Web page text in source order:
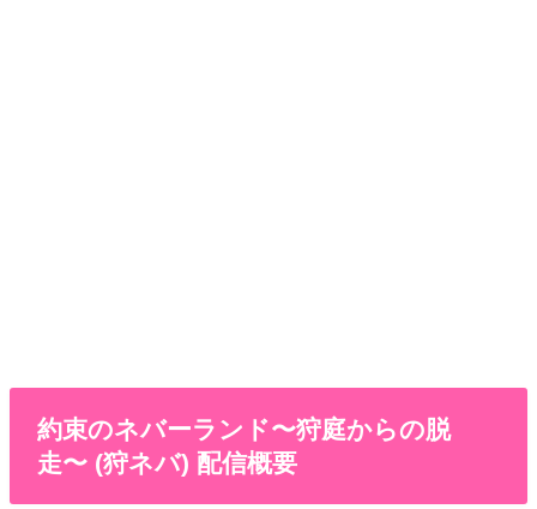
約束のネバーランド〜狩庭からの脱
走〜 (狩ネバ) 配信概要